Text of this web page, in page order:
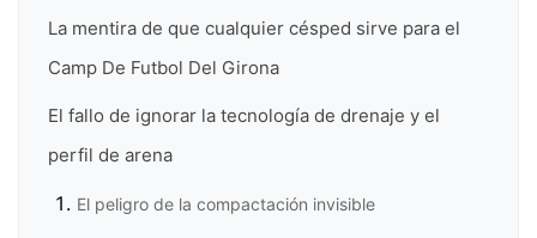
La mentira de que cualquier césped sirve para el
Camp De Futbol Del Girona
El fallo de ignorar la tecnología de drenaje y el
perfil de arena
El peligro de la compactación invisible